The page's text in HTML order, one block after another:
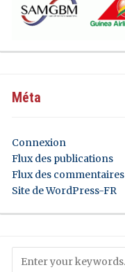
Méta
Connexion
Flux des publications
Flux des commentaires
Site de WordPress-FR